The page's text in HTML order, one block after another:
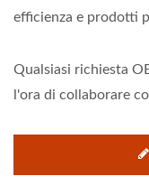
efficienza e prodotti
Qualsiasi richiesta
l'ora di collaborare